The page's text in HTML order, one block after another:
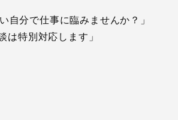
自分で仕事に臨みませんか？」
特別対応します」